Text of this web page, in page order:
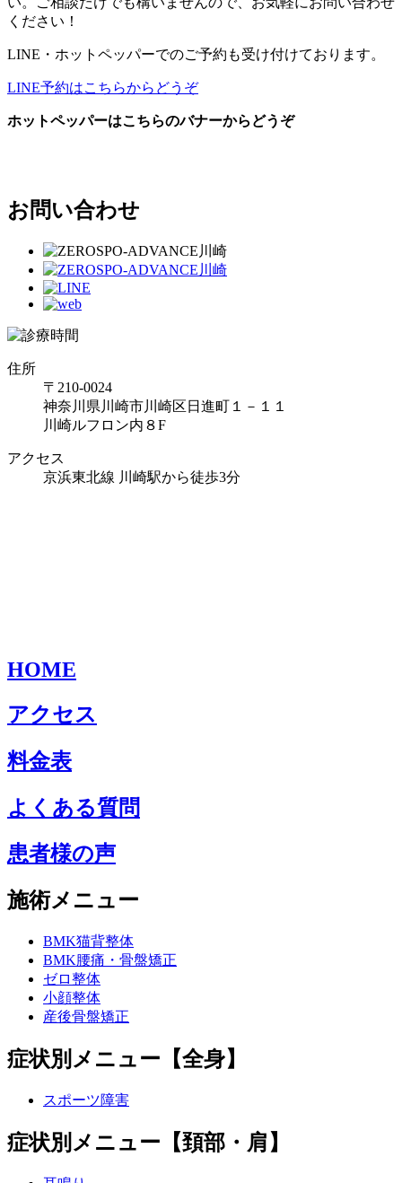
ください！
LINE・ホットペッパーでのご予約も受け付けております。
LINE予約はこちらからどうぞ
ホットペッパーはこちらのバナーからどうぞ
お問い合わせ
住所
〒210-0024
神奈川県川崎市川崎区日進町１－１１
川崎ルフロン内８F
アクセス
京浜東北線 川崎駅から徒歩3分
HOME
アクセス
料金表
よくある質問
患者様の声
施術メニュー
BMK猫背整体
BMK腰痛・骨盤矯正
ゼロ整体
小顔整体
産後骨盤矯正
症状別メニュー【全身】
スポーツ障害
症状別メニュー【頚部・肩】